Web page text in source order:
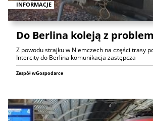
INFORMACJE
Do Berlina koleją z
Z powodu strajku w Niemczech na części trasy
Intercity do Berlina komunikacja zastępcza
Zespół wGospodarce